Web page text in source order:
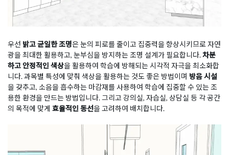
우선 밝고 균일한 조명은 눈의 피로를 줄이고 집중력을 향상시키므로 자연
광을 최대한 활용하고, 눈부심을 방지하는 조명 설계가 필요합니다.차분
하고 안정적인 색상을 활용하여 학습에 방해되는 시각적 자극을 최소화합
니다. 과목별 특성에 맞춰 색상을 활용하는 것도 좋은 방법이며 방음 시설
을 갖추고, 소음을 흡수하는 마감재를 사용하여 학습에 집중할 수 있는 조
용한 환경을 만드는 방법입니다. 그리고 강의실, 자습실, 상담실 등 각 공간
의 목적에 맞게 효율적인 동선을 고려하여 배치합니다.